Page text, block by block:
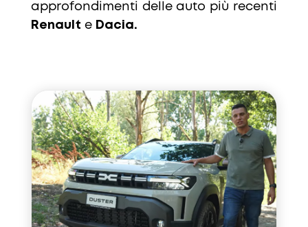
approfondimenti delle auto più recenti
Renault e Dacia.